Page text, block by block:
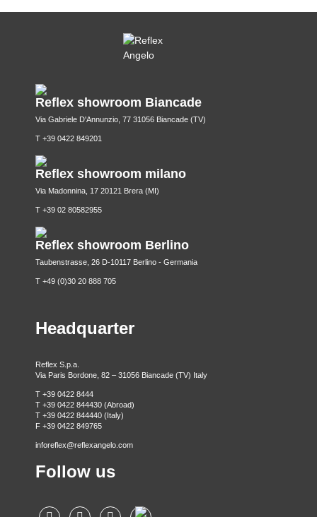
Reflex showroom Biancade
Via Gabriele D'Annunzio, 77 31056 Biancade (TV)
T +39 0422 849201
Reflex showroom milano
Via Madonnina, 17 20121 Brera (MI)
T +39 02 80582955
Reflex showroom Berlino
Taubenstrasse, 26 D-10117 Berlino - Germania
T +49 (0)30 20 888 705
Headquarter
Reflex S.p.a.
Via Paris Bordone, 82 – 31056 Biancade (TV) Italy
T +39 0422 8444
T +39 0422 844430 (Abroad)
T +39 0422 844440 (Italy)
F +39 0422 849765
inforeflex@reflexangelo.com
Follow us